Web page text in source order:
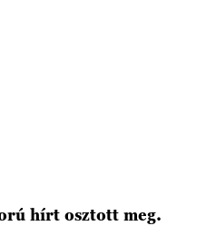
hírt osztott meg.